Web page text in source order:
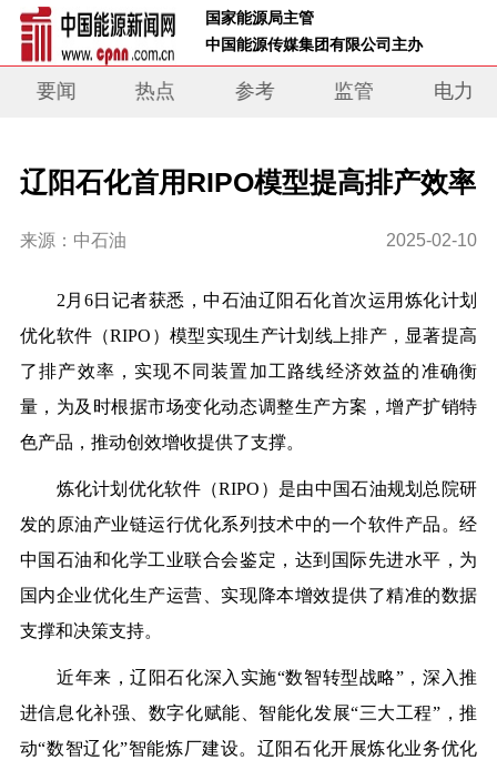
国家能源局主管
中国能源传媒集团有限公司主办
要闻 热点 参考 监管 电力
辽阳石化首用RIPO模型提高排产效率
来源：中石油 2025-02-10
2月6日记者获悉，中石油辽阳石化首次运用炼化计划
优化软件（RIPO）模型实现生产计划线上排产，显著提高
了排产效率，实现不同装置加工路线经济效益的准确衡
量，为及时根据市场变化动态调整生产方案，增产扩销特
色产品，推动创效增收提供了支撑。
炼化计划优化软件（RIPO）是由中国石油规划总院研
发的原油产业链运行优化系列技术中的一个软件产品。经
中国石油和化学工业联合会鉴定，达到国际先进水平，为
国内企业优化生产运营、实现降本增效提供了精准的数据
支撑和决策支持。
近年来，辽阳石化深入实施“数智转型战略”，深入推
进信息化补强、数字化赋能、智能化发展“三大工程”，推
动“数智辽化”智能炼厂建设。辽阳石化开展炼化业务优化